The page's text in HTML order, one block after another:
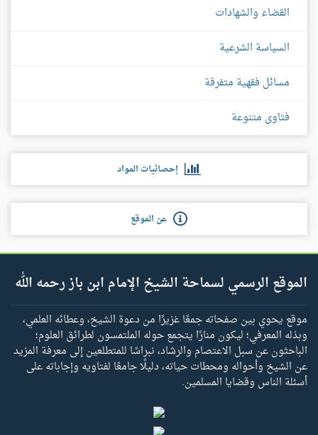
القضاء والشهادات
السياسة الشرعية
مسائل فقهية متفرقة
فتاوى متنوعة
إحصائيات المواد
عن الموقع
الموقع الرسمي لسماحة الشيخ الإمام ابن باز رحمه الله
موقع يحوي بين صفحاته جمعًا غزيرًا من دعوة الشيخ، وعطائه العلمي،
وبذله المعرفي؛ ليكون منارًا يتجمع حوله الملتمسون لطرائق العلوم؛
الباحثون عن سبل الاعتصام والرشاد، نبراسًا للمتطلعين إلى معرفة المزيد
عن الشيخ وأحواله ومحطات حياته، دليلًا جامعًا لفتاويه وإجاباته على
أسئلة الناس وقضايا المسلمين.